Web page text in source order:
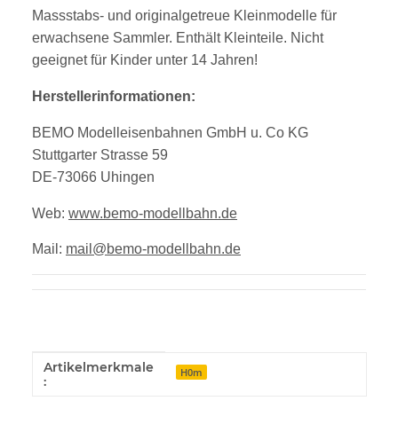
Massstabs- und originalgetreue Kleinmodelle für
erwachsene Sammler. Enthält Kleinteile. Nicht
geeignet für Kinder unter 14 Jahren!
Herstellerinformationen:
BEMO Modelleisenbahnen GmbH u. Co KG
Stuttgarter Strasse 59
DE-73066 Uhingen
Web: www.bemo-modellbahn.de
Mail: mail@bemo-modellbahn.de
Produkteigenschaft
Wert
Artikelmerkmale
:
H0m